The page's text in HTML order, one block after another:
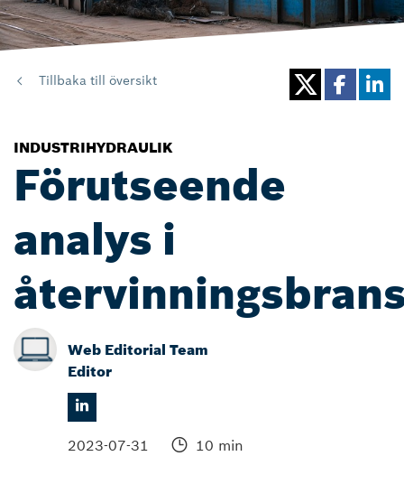
Tillbaka till översikt
INDUSTRIHYDRAULIK
Förutseende
analys i
Web Editorial Team
Editor
2023-07-31 10 min